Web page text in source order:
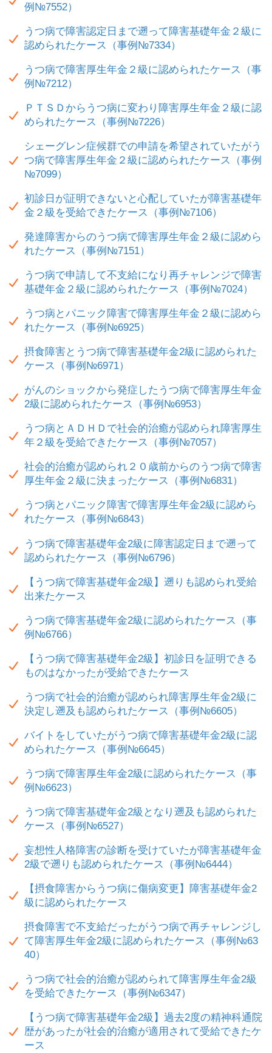
例№7552）
うつ病で障害認定日まで遡って障害基礎年金２級に
認められたケース（事例№7334）
うつ病で障害厚生年金２級に認められたケース（事
例№7212）
ＰＴＳＤからうつ病に変わり障害厚生年金２級に認
められたケース（事例№7226）
シェーグレン症候群での申請を希望されていたがう
つ病で障害厚生年金２級に認められたケース（事例
№7099）
初診日が証明できないと心配していたが障害基礎年
金２級を受給できたケース（事例№7106）
発達障害からのうつ病で障害厚生年金２級に認めら
れたケース（事例№7151）
うつ病で申請して不支給になり再チャレンジで障害
基礎年金２級に認められたケース（事例№7024）
うつ病とパニック障害で障害厚生年金２級に認めら
れたケース（事例№6925）
摂食障害とうつ病で障害基礎年金2級に認められた
ケース（事例№6971）
がんのショックから発症したうつ病で障害厚生年金
2級に認められたケース（事例№6953）
うつ病とＡＤＨＤで社会的治癒が認められ障害厚生
年２級を受給できたケース（事例№7057）
社会的治癒が認められ２０歳前からのうつ病で障害
厚生年金２級に決まったケース（事例№6831）
うつ病とパニック障害で障害厚生年金2級に認めら
れたケース（事例№6843）
うつ病で障害基礎年金2級に障害認定日まで遡って
認められたケース（事例№6796）
【うつ病で障害基礎年金2級】遡りも認められ受給
出来たケース
うつ病で障害基礎年金2級に認められたケース（事
例№6766）
【うつ病で障害基礎年金2級】初診日を証明できる
ものはなかったが受給できたケース
うつ病で社会的治癒が認められ障害厚生年金2級に
決定し遡及も認められたケース（事例№6605）
バイトをしていたがうつ病で障害基礎年金2級に認
められたケース（事例№6645）
うつ病で障害厚生年金2級に認められたケース（事
例№6623）
うつ病で障害基礎年金2級となり遡及も認められた
ケース（事例№6527）
妄想性人格障害の診断を受けていたが障害基礎年金
2級で遡りも認められたケース（事例№6444）
【摂食障害からうつ病に傷病変更】障害基礎年金2
級に認められたケース
摂食障害で不支給だったがうつ病で再チャレンジし
て障害厚生年金2級に認められたケース（事例№63
40）
うつ病で社会的治癒が認められて障害厚生年金2級
を受給できたケース（事例№6347）
【うつ病で障害基礎年金2級】過去2度の精神科通院
歴があったが社会的治癒が適用されて受給できたケ
ース